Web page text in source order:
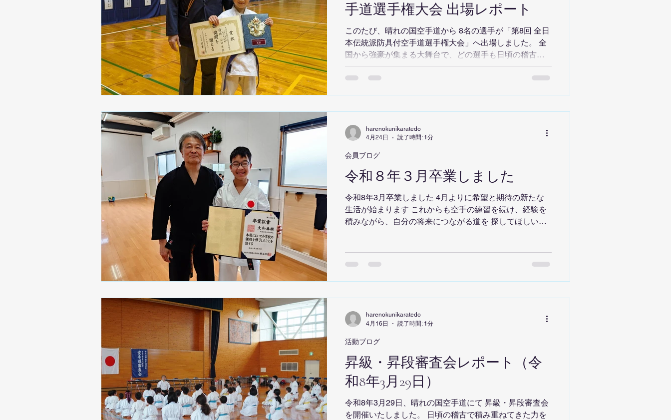
内観光を楽しみました。 街全体が活気にあふれ、歩くだ
けでワクワクするような雰囲気でした。 今回の旅の目
的：シュトゥットガルトでの歯科医院見学 今回の旅の一
番の目的は、シュトゥッ
手道選手権大会 出場レポート
このたび、晴れの国空手道から 8名の選手が「第8回 全日
本伝統派防具付空手道選手権大会」へ出場しました。 全
国から強豪が集まる大舞台で、どの選手も日頃の稽古の
成果を発揮し、堂々とした試合を見せてくれました。 ■
出場選手 石田 走士郎 石田 咲里 眞田 和 眞田 匠 浅沼 穂乃
田 咲里 1・2年生の部で圧巻の三冠達成 1・2年生 型試
合 優勝 1・2年生 女子組手試合 優勝 1・2年生 男女組
手試合 優勝 小学生とは思えない集中力と技のキレで、
見事すべての種目を制しました。 ■ 浅沼 蓮都 中学生部門
合 優勝 中学生 組手試合 優勝 安定した型と力強い組手
会では、 8名全員が全力で挑み、2名が三冠優勝という素
晴らしい結果を残しました。 選手たちの努力、支えてく
ださった保護者の皆さま、そして応援してくださった皆
令和８年３月卒業しました
令和8年3月卒業しました 4月よりに希望と期待の新たな
生活が始まります これからも空手の練習を続け、経験を
積みながら、自分の将来につながる道を 探してほしいと
会員ブログ
harenokunikaratedo
4月24日
読了時間: 1分
昇級・昇段審査会レポート（令
和8年3月29日）
令和8年3月29日、晴れの国空手道にて 昇級・昇段審査会
を開催いたしました。 日頃の稽古で積み重ねてきた力を
活動ブログ
harenokunikaratedo
4月16日
読了時間: 1分